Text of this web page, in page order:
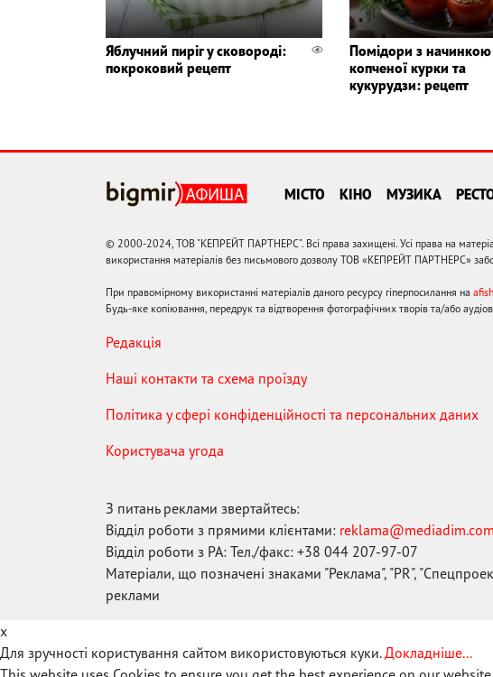
Яблучний пиріг у сковороді:
покроковий рецепт
Помідори з начинкою
копченої курки та
кукурудзи: рецепт
МІСТО КІНО МУЗИКА
© 2000-2024, ТОВ "КЕПРЕЙТ ПАРТНЕРС". Всі права захищені. Усі права на
використання матеріалів без письмового дозволу ТОВ «КЕПРЕЙТ ПАРТНЕРС»
При правомірному використанні матеріалів даного ресурсу гіперпосилання на
Будь-яке копіювання, передрук та відтворення фотографічних творів та/або
Редакція
Наші контакти та схема проїзду
Політика у сфері конфіденційності та персональних даних
Користувача угода
З питань реклами звертайтесь:
Відділ роботи з прямими клієнтами:
Відділ роботи з РА: Тел./факс: +38 044 207-97-07
Матеріали, що позначені знаками "Реклама", "PR",
реклами
x
Для зручності користування сайтом використовуються куки.Докладніше...